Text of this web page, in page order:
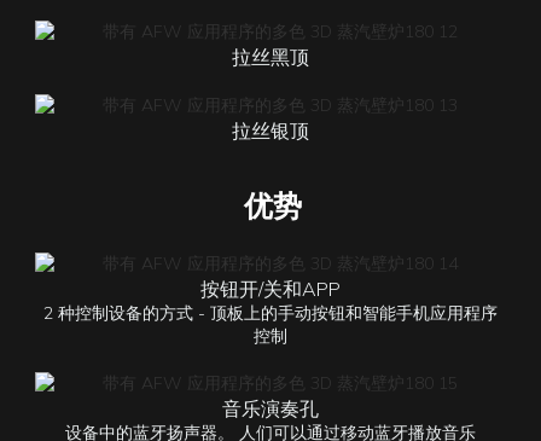
拉丝黑顶
拉丝银顶
优势
按钮开/关和APP
2 种控制设备的方式 - 顶板上的手动按钮和智能手机应用程序
控制
音乐演奏孔
设备中的蓝牙扬声器。 人们可以通过移动蓝牙播放音乐